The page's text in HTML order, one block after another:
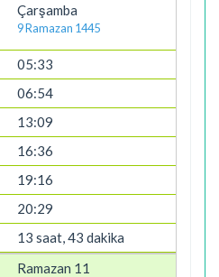
Çarşamba
9 Ramazan 1445
05:33
06:54
13:09
16:36
19:16
20:29
13 saat, 43 dakika
Ramazan 11